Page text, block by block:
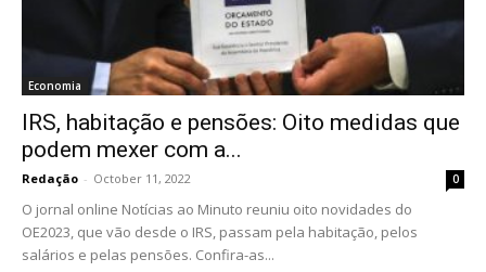
Economia
IRS, habitação e pensões: Oito medidas que
podem mexer com a...
Redação - October 11, 2022 0
O jornal online Notícias ao Minuto reuniu oito novidades do
OE2023, que vão desde o IRS, passam pela habitação, pelos
salários e pelas pensões. Confira-as...